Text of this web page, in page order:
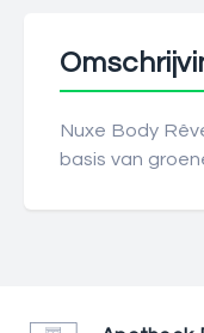
Nuxe Body
basis van